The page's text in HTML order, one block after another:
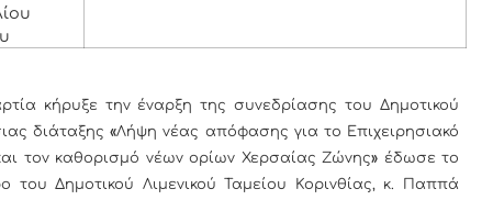
την έναρξη της συνεδρίασης του Δημοτικού
διάταξης«Λήψη νέας απόφασης για το Επιχειρησιακό
τον καθορισμό νέων ορίων Χερσαίας Ζώνης» έδωσε το
Δημοτικού Λιμενικού Ταμείου Κορινθίας, κ. Παππά